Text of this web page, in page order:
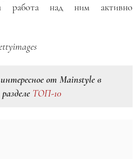
работа над ним активно
от Mainstyle в
разделе ТОП-10